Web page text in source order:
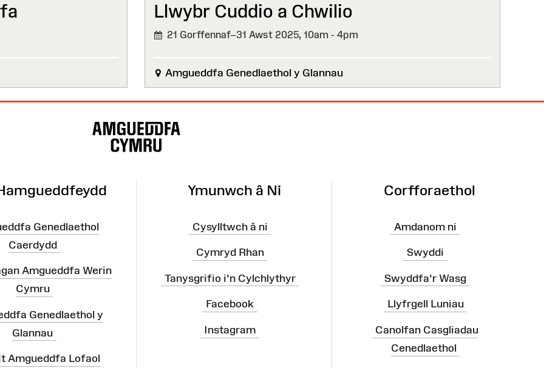
Llwybr Cuddio a Chwilio
21 Gorffennaf–31 Awst 2025, 10am - 4pm
Amgueddfa Genedlaethol y Glannau
Genedlaethol
Caerdydd
Amgueddfa Werin
Cymru
Genedlaethol y
Glannau
Amgueddfa Lofaol
Ymunwch â Ni
Cysylltwch â ni
Cymryd Rhan
Tanysgrifio i'n Cylchlythyr
Facebook
Instagram
Corfforaethol
Amdanom ni
Swyddi
Swyddfa'r Wasg
Llyfrgell Luniau
Canolfan Casgliadau
Cenedlaethol